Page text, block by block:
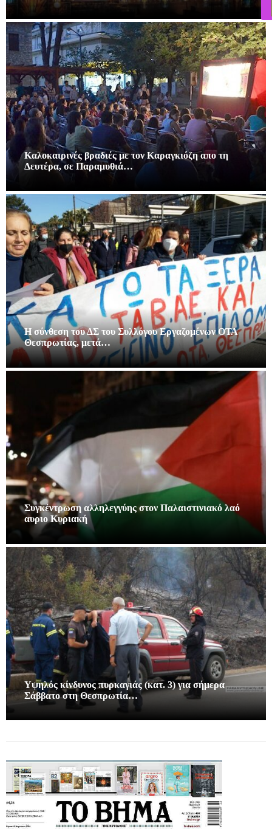
Καλοκαιρινές βραδιές με τον Καραγκιόζη απο τη
Δευτέρα, σε Παραμυθιά…
Η σύνθεση του ΔΣ του Συλλόγου Εργαζομένων ΟΤΑ
Θεσπρωτίας, μετά…
Συγκέντρωση αλληλεγγύης στον Παλαιστινιακό λαό
αυριο Κυριακή
Υψηλός κίνδυνος πυρκαγιάς (κατ. 3) για σήμερα
Σάββατο στη Θεσπρωτία…